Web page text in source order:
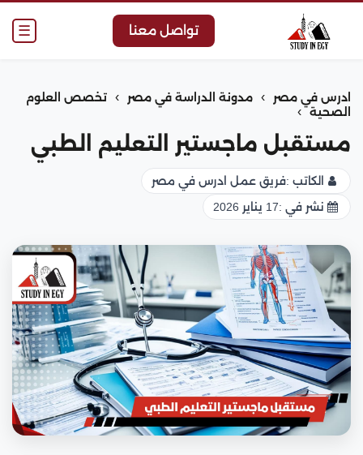
☰ تواصل معنا
ادرس في مصر › مدونة الدراسة في مصر ›
تخصص العلوم
الصحية
›
مستقبل ماجستير التعليم الطبي
الكاتب :فريق عمل ادرس في مصر
نشر في :17 يناير 2026